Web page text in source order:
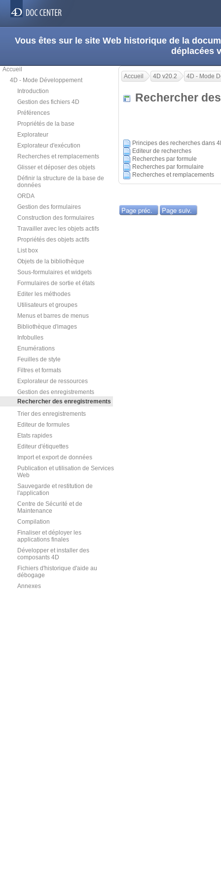
Vous êtes sur le site Web historique de la
déplacées
Accueil
4D - Mode Développement
Introduction
Gestion des fichiers 4D
Préférences
Propriétés de la base
Explorateur
Explorateur d'exécution
Recherches et remplacements
Glisser et déposer des objets
Définir la structure de la base de
données
ORDA
Gestion des formulaires
Construction des formulaires
Travailler avec les objets actifs
Propriétés des objets actifs
List box
Objets de la bibliothèque
Sous-formulaires et widgets
Formulaires de sortie et états
Editer les méthodes
Utilisateurs et groupes
Menus et barres de menus
Bibliothèque d'images
Infobulles
Enumérations
Feuilles de style
Filtres et formats
Explorateur de ressources
Gestion des enregistrements
Rechercher des enregistrements
Trier des enregistrements
Editeur de formules
Etats rapides
Editeur d'étiquettes
Import et export de données
Publication et utilisation de Services
Web
Sauvegarde et restitution de
l'application
Centre de Sécurité et de
Maintenance
Compilation
Finaliser et déployer les
applications finales
Développer et installer des
composants 4D
Fichiers d'historique d'aide au
débogage
Annexes
Accueil 4D v20.2 4D - Mode
Rechercher
Principes des recherches dans
Editeur de recherches
Recherches par formule
Recherches par formulaire
Recherches et remplacements
Page préc. Page suiv.